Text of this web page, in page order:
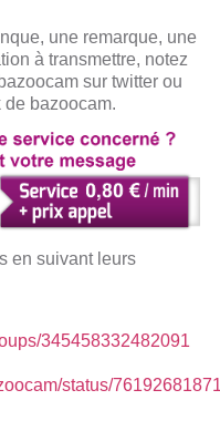
une remarque, une
à transmettre, notez
sur twitter ou
bazoocam.
en suivant leurs
345458332482091
status/